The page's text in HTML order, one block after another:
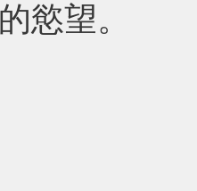
慾望。